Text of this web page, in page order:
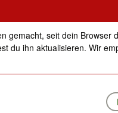
gemacht, seit dein
du ihn aktualisieren. Wir